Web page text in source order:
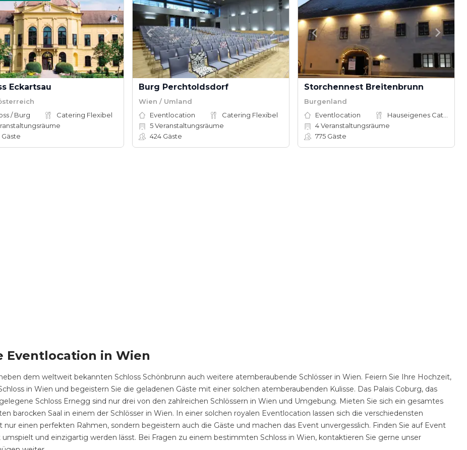
Eckartsau
/ Burg
Catering Flexibel
Gäste
Burg Perchtoldsdorf
Wien / Umland
Eventlocation
Catering Flexibel
5Veranstaltungsräume
424 Gäste
Storchennest Breitenbrunn
Burgenland
Eventlocation
4Veranstaltungsräume
775 Gäste
Eventlocation in Wien
dem weltweit bekannten Schloss Schönbrunn auch weitere atemberaubende Schlösser in Wien. Feiern Sie Ihre Hochzeit,
in Wien und begeistern Sie die geladenen Gäste mit einer solchen atemberaubenden Kulisse. Das Palais Coburg, das
Schloss Ernegg sind nur drei von den zahlreichen Schlössern in Wien und Umgebung. Mieten Sie sich ein gesamtes
barocken Saal in einem der Schlösser in Wien. In einer solchen royalen Eventlocation lassen sich die verschiedensten
einen perfekten Rahmen, sondern begeistern auch die Gäste und machen das Event unvergesslich. Finden Sie auf Event
und einzigartig werden lässt. Bei Fragen zu einem bestimmten Schloss in Wien, kontaktieren Sie gerne unser